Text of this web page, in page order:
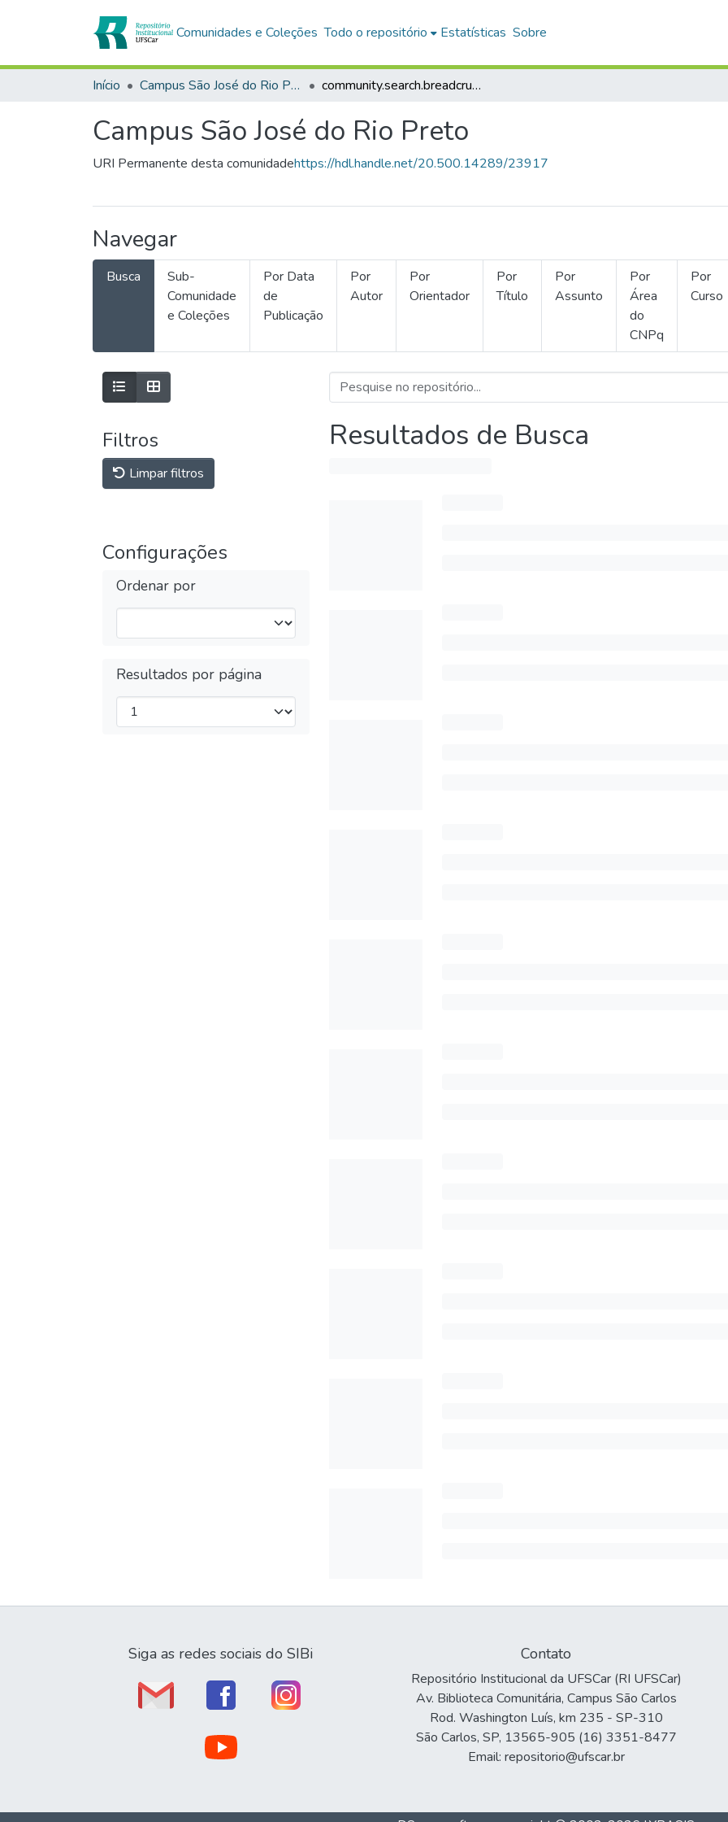
Comunidades e Coleções Todo o repositório Estatísticas Sobre
Início Campus São José do Rio Preto community.search.breadcrumbs
Campus São José do Rio Preto
URI Permanente desta comunidadehttps://hdl.handle.net/20.500.14289/23917
Navegar
Busca
Sub-
Comunidade
e Coleções
Por Data
de
Publicação
Por
Autor
Por
Orientador
Por
Título
Por
Assunto
Por
Área
do
CNPq
Por
Curso
Filtros
Limpar filtros
Configurações
Ordenar por
Resultados por página
Resultados de Busca
Siga as redes sociais do SIBi Contato
Repositório Institucional da UFSCar (RI UFSCar)
Av. Biblioteca Comunitária, Campus São Carlos
Rod. Washington Luís, km 235 - SP-310
São Carlos, SP, 13565-905 (16) 3351-8477
Email: repositorio@ufscar.br